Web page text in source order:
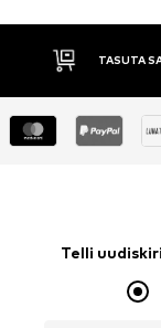
JOOKSUL
Telli